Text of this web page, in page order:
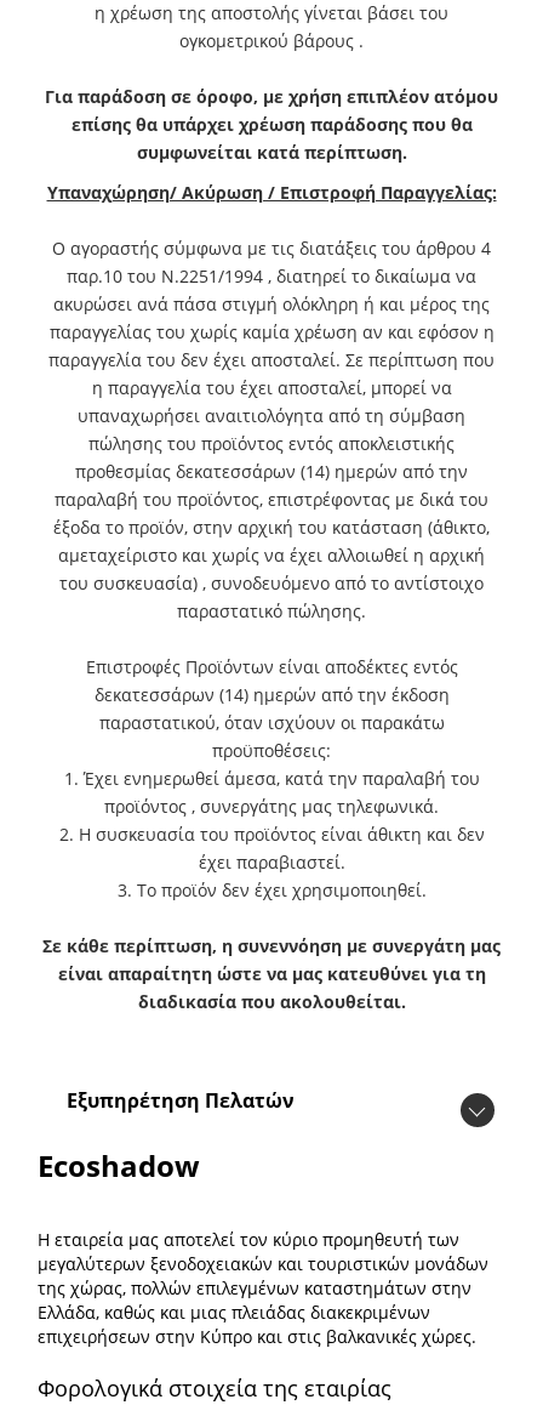
η χρέωση της αποστολής γίνεται βάσει του
ογκομετρικού βάρους .
Για παράδοση σε όροφο, με χρήση επιπλέον ατόμου
επίσης θα υπάρχει χρέωση παράδοσης που θα
συμφωνείται κατά περίπτωση.
Υπαναχώρηση/ Ακύρωση / Επιστροφή Παραγγελίας:
Ο αγοραστής σύμφωνα με τις διατάξεις του άρθρου 4
παρ.10 του Ν.2251/1994 , διατηρεί το δικαίωμα να
ακυρώσει ανά πάσα στιγμή ολόκληρη ή και μέρος της
παραγγελίας του χωρίς καμία χρέωση αν και εφόσον η
παραγγελία του δεν έχει αποσταλεί. Σε περίπτωση που
η παραγγελία του έχει αποσταλεί, μπορεί να
υπαναχωρήσει αναιτιολόγητα από τη σύμβαση
πώλησης του προϊόντος εντός αποκλειστικής
προθεσμίας δεκατεσσάρων (14) ημερών από την
παραλαβή του προϊόντος, επιστρέφοντας με δικά του
έξοδα το προϊόν, στην αρχική του κατάσταση (άθικτο,
αμεταχείριστο και χωρίς να έχει αλλοιωθεί η αρχική
του συσκευασία) , συνοδευόμενο από το αντίστοιχο
παραστατικό πώλησης.
Επιστροφές Προϊόντων είναι αποδέκτες εντός
δεκατεσσάρων (14) ημερών από την έκδοση
παραστατικού, όταν ισχύουν οι παρακάτω
προϋποθέσεις:
1. Έχει ενημερωθεί άμεσα, κατά την παραλαβή του
προϊόντος , συνεργάτης μας τηλεφωνικά.
2. Η συσκευασία του προϊόντος είναι άθικτη και δεν
έχει παραβιαστεί.
3. Το προϊόν δεν έχει χρησιμοποιηθεί.
Σε κάθε περίπτωση, η συνεννόηση με συνεργάτη μας
είναι απαραίτητη ώστε να μας κατευθύνει για τη
διαδικασία που ακολουθείται.
Εξυπηρέτηση Πελατών
Ecoshadow
Η εταιρεία μας αποτελεί τον κύριο προμηθευτή των
μεγαλύτερων ξενοδοχειακών και τουριστικών μονάδων
της χώρας, πολλών επιλεγμένων καταστημάτων στην
Ελλάδα, καθώς και μιας πλειάδας διακεκριμένων
επιχειρήσεων στην Κύπρο και στις βαλκανικές χώρες.
Φορολογικά στοιχεία της εταιρίας